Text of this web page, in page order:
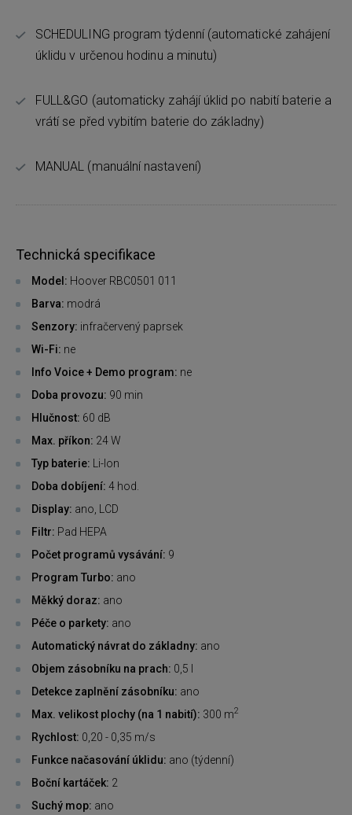
SCHEDULING program týdenní (automatické zahájení
úklidu v určenou hodinu a minutu)
FULL&GO (automaticky zahájí úklid po nabití baterie a
vrátí se před vybitím baterie do základny)
MANUAL (manuální nastavení)
Technická specifikace
Model: Hoover RBC0501 011
Barva: modrá
Senzory: infračervený paprsek
Wi-Fi: ne
Info Voice + Demo program: ne
Doba provozu: 90 min
Hlučnost: 60 dB
Max. příkon: 24 W
Typ baterie: Li-Ion
Doba dobíjení: 4 hod.
Display: ano, LCD
Filtr: Pad HEPA
Počet programů vysávání: 9
Program Turbo: ano
Měkký doraz: ano
Péče o parkety: ano
Automatický návrat do základny: ano
Objem zásobníku na prach: 0,5 l
Detekce zaplnění zásobníku: ano
Max. velikost plochy (na 1 nabití): 300 m2
Rychlost: 0,20 - 0,35 m/s
Funkce načasování úklidu: ano (týdenní)
Boční kartáček: 2
Suchý mop: ano